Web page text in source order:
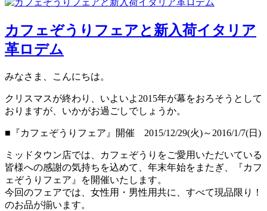
カフェぞうりフェアと新入荷イタリア
革ロデム
みなさま、こんにちは。
クリスマスが終わり、いよいよ2015年が幕をおろそうとして
おりますが、いかがお過ごしでしょうか。
■『カフェぞうりフェア』開催 2015/12/29(火)～2016/1/7(日)
ミッドタウン店では、カフェぞうりをご愛用いただいている
皆様への感謝の気持ちを込めて、年末年始をまたぎ、『カフ
ェぞうりフェア』を開催いたします。
今回のフェアでは、女性用・男性用共に、すべて現品限り！
のお品が揃います。